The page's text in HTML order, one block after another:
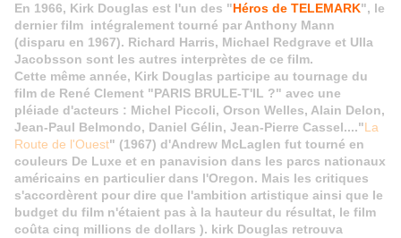
En 1966, Kirk Douglas est l'un des "Héros de TELEMARK", le
dernier film intégralement tourné par Anthony Mann
(disparu en 1967). Richard Harris, Michael Redgrave et Ulla
Jacobsson sont les autres interprètes de ce film.
Cette même année, Kirk Douglas participe au tournage du
film de René Clement "PARIS BRULE-T'IL ?" avec une
pléiade d'acteurs : Michel Piccoli, Orson Welles, Alain Delon,
Jean-Paul Belmondo, Daniel Gélin, Jean-Pierre Cassel...."La
Route de l'Ouest" (1967) d'Andrew McLaglen fut tourné en
couleurs De Luxe et en panavision dans les parcs nationaux
américains en particulier dans l'Oregon. Mais les critiques
s'accordèrent pour dire que l'ambition artistique ainsi que le
budget du film n'étaient pas à la hauteur du résultat, le film
coûta cinq millions de dollars ). kirk Douglas retrouva